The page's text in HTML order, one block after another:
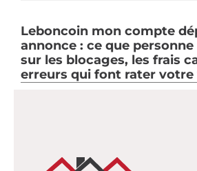
Leboncoin mon compte
annonce : ce que
sur les blocages, les frais
erreurs qui font rater votre